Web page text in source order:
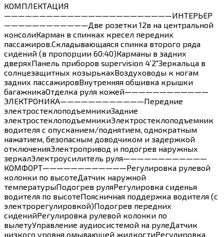
КОМПЛЕКТАЦИЯ
————————————————————————ИНТЕРЬЕР
————————————Две розетки 12в на центральной
консолиКарман в спинках кресел передних
пассажиров.Складывающаяся спинка второго ряда
сидений (в пропорции 60:40)Карманы в задних
дверяхПанель приборов supervision 4’2″Зеркальца в
солнцезащитных козырькахВоздуховоды к ногам
задних пассажировВнутренняя обшивка крышки
багажникаОтделка руля кожей————————————
ЭЛЕКТРОНИКА————————————Передние
электростеклоподъемникиЗадние
электростеклоподъемникиЭлектростеклоподъемник
водителя с опусканием/поднятием, однократным
нажатием, безопасным доводчиком и задержкой
отключенияЭлектропривод и подогрев наружных
зеркалЭлектроусилитель руля————————————
КОМФОРТ————————————Регулировка рулевой
колонки по высотеДатчик наружной
температурыПодогрев руляРегулировка сиденья
водителя по высотеПояcничная поддержка водителя (с
электрорегулировкой)Подогрев передних
сиденийРегулировка рулевой колонки по
вылетуУправление аудиосистемой на рулеДатчик
низкого уровня омывающей жидкостиРегулировка